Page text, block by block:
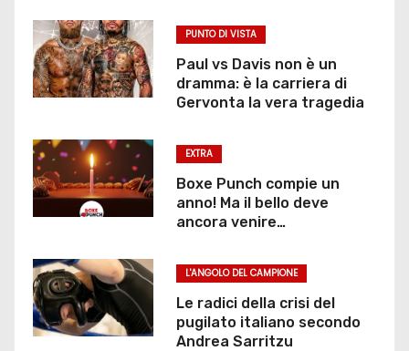
e
g
l
i
a
r
i
c
PUNTO DI VISTA
Paul vs Davis non è un
dramma: è la carriera di
Gervonta la vera tragedia
EXTRA
Boxe Punch compie un
anno! Ma il bello deve
ancora venire…
L'ANGOLO DEL CAMPIONE
Le radici della crisi del
pugilato italiano secondo
Andrea Sarritzu